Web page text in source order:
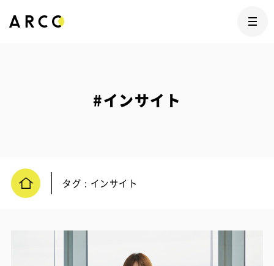
#インサイト
タグ : インサイト